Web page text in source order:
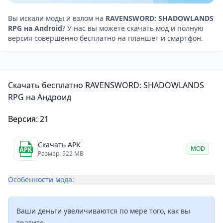
различные виды оружия, такие как мечи, луки и
посохи, а также заклинания, чтобы победить
врагов. Бои проходят в реальном времени, и вам
придётся использовать все ваши навыки, чтобы
Графика выполнена на высоком уровне. Игра
использует движок Unity, который обеспечивает
качественную прорисовку текстур и эффектов.
персонажи и монстры проработаны с любовью к
деталям.
высоком уровне. Музыка в игре подходит к
фэнтезийной атмосфере и помогает погрузиться в
игровой мир. Звуки окружающей среды и эффекты
Вы искали моды и взлом на RAVENSWORD: SHADOWLANDS
RPG на Android? У нас вы можете скачать мод и полную
версия совершенно бесплатно на планшет и смартфон.
Скачать бесплатно RAVENSWORD: SHADOWLANDS
RPG на Андроид
Версия: 21
Скачать APK
Размер: 522 MB
MOD
Особенности мода:
Ваши деньги увеличиваются по мере того, как вы